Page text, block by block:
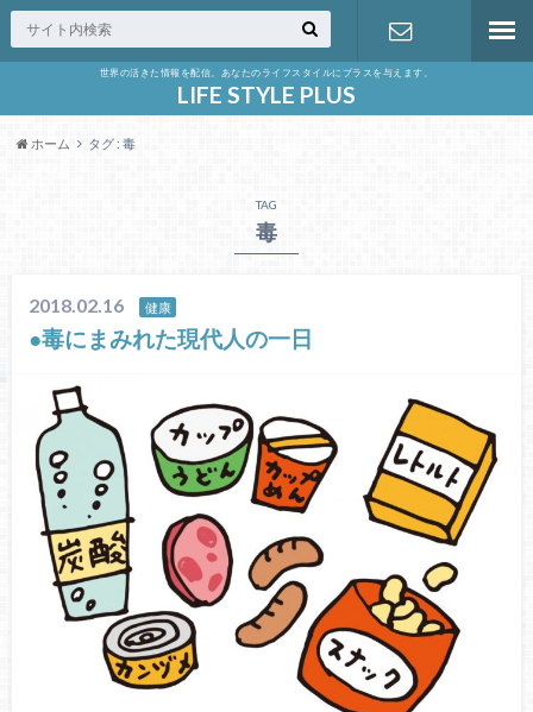
世界の活きた情報を配信。あなたのライフスタイルにプラスを与えます。
LIFE STYLE PLUS
ホーム タグ : 毒
TAG
毒
2018.02.16 健康
●毒にまみれた現代人の一日